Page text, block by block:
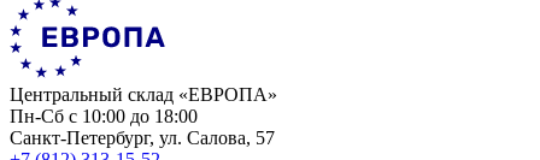
Центральный склад «ЕВРОПА»
Пн-Сб с 10:00 до 18:00
Санкт-Петербург, ул. Салова, 57